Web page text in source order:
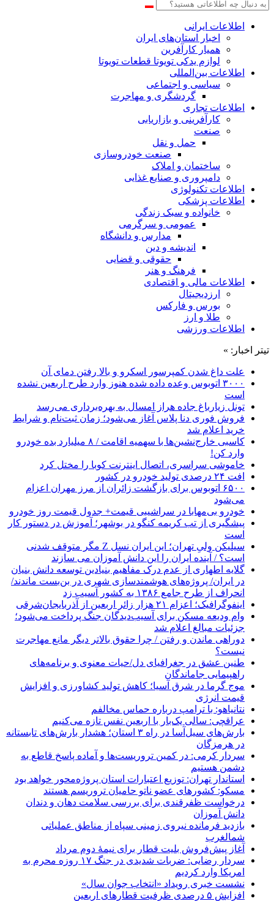
اطلاعات‌ ‎ایرانی
اخبار استان‌های ایران
همیار کارآفرین
لوازم یدکی تویوتا قطعات تویوتا
اطلاعات بین‌المللی
سیاسی و اجتماعی
گردشگری و مهاجرت
اطلاعات تجاری
کارآفرینی و بازاریابی
صنعت
حمل و نقل
صنعت خودروسازی
ساختمان و املاک
دامپروری و صنایع غذایی
اطلاعات تکنولوژی
اطلاعات پزشکی
خانواده و سبک زندگی
عمومی و سرگرمی
مدارس و دانشگاه
اندیشه و دین
حقوقی و قضایی
فرهنگ و هنر
اطلاعات مالی و اقتصادی
ارزدیجیتال
بورس و فارکس
طلا و ارز
اطلاعات ورزشی
تیتر اخبار: »
علت داغ شدن کمپرسور اسکرو و بالا رفتن دمای آن
۳۰۰۰ اتوبوس وعده داده شده هنوز وارد طرح اربعین نشده
است
تونل زیارباغ جاده هراز امسال به بهره‌برداری می‌رسد
فروش فوری دنا پلاس آغاز می‌شود؛ زمان ثبت‌نام و شرایط
خرید اعلام شد
کاسبی خارج‌نشین‌ها با سهمیه اقامت / ۸ میلیارد بده خودرو
وارد کن!
خاموشی سراسری، اتصال اینترنت کوبا را مختل کرد
افت ۲۴ درصدی تولید خودرو در کشور
۶۵۰۰ اتوبوس برای بازگشت زائران از مرز مهران اعزام
می‌شود
خودرو بی‌مهابا در سراشیبی قیمت+ جدول قیمت روز خودرو
پیشگیری از تب کریمه کنگو در بوشهر؛ آموزش در دستور کار
است
سیلیکن ولیِ تهران؛ این ایران نسل Z مگر متوقف شدنی
است؟ / آینده ایران را این دانش آموزان می سازند
گلایه اطهاری از عدم درک مفاهیم بنیادین توسعه دانش بنیان
در ایران/ پروژه‌های هوشمندسازی شهری در بن‌بست ماندند/
انحراف از طرح جامع ۱۳۸۶ به کشور آسیب زد
اینفوگرافیک؛ اعزام ۲۱ هزار زائر اربعین از آذربایجان‌شرقی
وام ودیعه مسکن برای آسیب‌دیدگان جنگ پرداخت می‌شود؛
جزئیات مبالغ اعلام شد
دوراهی ماندن و رفتن / چرا حقوق بالاتر دیگر مانع مهاجرت
نیست؟
طنین عشق در جغرافیای دل/حیات معنوی و برنامه‌های
راهپیمایی جاماندگان
موج گرما در شرق آسیا؛ کاهش تولید کشاورزی و افزایش
قیمت انرژی
نتانیاهو: با ترامپ درباره حماس مخالفم
عراقچی: سالی یک‌بار با اربعین نفس تازه می‌کنیم
بارش‌های سیل‌آسا در راه ۳ استان؛ هشدار بارش‌های تابستانه
در هرمزگان
سردار کرمی: در کمین تروریست‌ها و آماده پاسخ قاطع به
دشمن هستیم
استاندار تهران: توزیع اعتبارات استان پروژه‌محور خواهد بود
مسکو: کشورهای عضو ناتو حامیان تروریسم هستند
درخواست ظفرقندی برای بررسی سلامت دهان و دندان
دانش آموزان
بازدید فرمانده نیروی زمینی سپاه از مناطق عملیاتی
شمالغرب
آغاز پیش‌فروش بلیت قطار برای نیمۀ دوم مرداد
سردار رضایی: ضربات شدیدی در جنگ ۱۷ روزه محرم به
امریکا وارد کردیم
نشست خبری رویداد «انتخاب جوان سال»
افزایش ۵ درصدی ظرفیت قطارهای اربعین